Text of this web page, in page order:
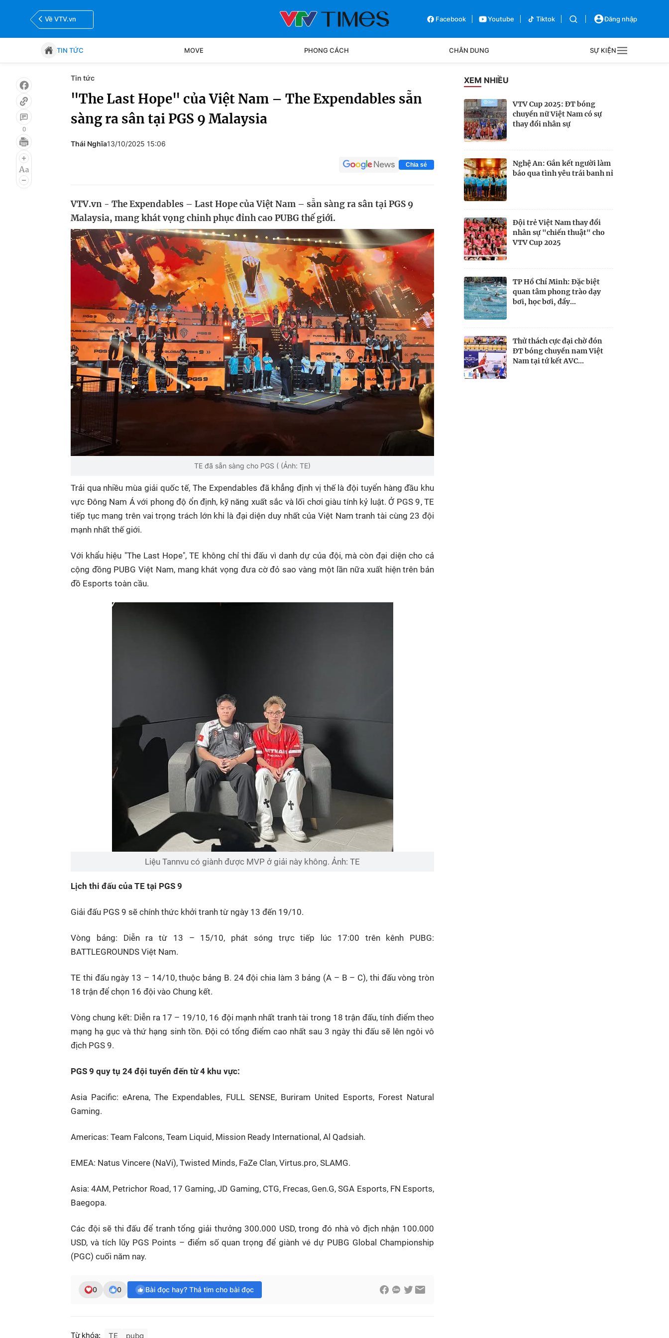
Về VTV.vn Facebook Youtube Tiktok Đăng nhập
TIN TỨC MOVE PHONG CÁCH CHÂN DUNG SỰ KIỆN
Tin tức
Bóng đá Thể thao Điện tử Bên lề
0
Tin tức
"The Last Hope" của Việt Nam – The Expendables sẵn
sàng ra sân tại PGS 9 Malaysia
Thái Nghĩa13/10/2025 15:06
Chia sẻ
VTV.vn - The Expendables – Last Hope của Việt Nam – sẵn sàng ra sân tại PGS 9
Malaysia, mang khát vọng chinh phục đỉnh cao PUBG thế giới.
TE đã sẵn sàng cho PGS ( (Ảnh: TE)
Trải qua nhiều mùa giải quốc tế,The Expendables đã khẳng định vị thế là đội tuyển hàng đầu khu
vực Đông Nam Á với phong độ ổn định, kỹ năng xuất sắc và lối chơi giàu tính kỷ luật. Ở PGS 9, TE
tiếp tục mang trên vai trọng trách lớn khi là đại diện duy nhất của Việt Nam tranh tài cùng 23 đội
mạnh nhất thế giới.
Với khẩu hiệu "The Last Hope", TE không chỉ thi đấu vì danh dự của đội, mà còn đại diện cho cả
cộng đồng PUBG Việt Nam, mang khát vọng đưa cờ đỏ sao vàng một lần nữa xuất hiện trên bản
đồ Esports toàn cầu.
Liệu Tannvu có giành được MVP ở giải này không. Ảnh: TE
Lịch thi đấu của TE tại PGS 9
Giải đấu PGS 9 sẽ chính thức khởi tranh từ ngày 13 đến 19/10.
Vòng bảng: Diễn ra từ 13 – 15/10, phát sóng trực tiếp lúc 17:00 trên kênh PUBG:
BATTLEGROUNDS Việt Nam.
TE thi đấu ngày 13 – 14/10, thuộc bảng B. 24 đội chia làm 3 bảng (A – B – C), thi đấu vòng tròn
18 trận để chọn 16 đội vào Chung kết.
Vòng chung kết: Diễn ra 17 – 19/10, 16 đội mạnh nhất tranh tài trong 18 trận đấu, tính điểm theo
mạng hạ gục và thứ hạng sinh tồn. Đội có tổng điểm cao nhất sau 3 ngày thi đấu sẽ lên ngôi vô
địch PGS 9.
PGS 9 quy tụ 24 đội tuyển đến từ 4 khu vực:
Asia Pacific: eArena, The Expendables, FULL SENSE, Buriram United Esports, Forest Natural
Gaming.
Americas: Team Falcons, Team Liquid, Mission Ready International, Al Qadsiah.
EMEA: Natus Vincere (NaVi), Twisted Minds, FaZe Clan, Virtus.pro, SLAMG.
Asia: 4AM, Petrichor Road, 17 Gaming, JD Gaming, CTG, Frecas, Gen.G, SGA Esports, FN Esports,
Baegopa.
Các đội sẽ thi đấu để tranh tổng giải thưởng 300.000 USD, trong đó nhà vô địch nhận 100.000
USD, và tích lũy PGS Points – điểm số quan trọng để giành vé dự PUBG Global Championship
(PGC) cuối năm nay.
0 0 Bài đọc hay? Thả tim cho bài đọc
Từ khóa: TE pubg
XEM NHIỀU
VTV Cup 2025: ĐT bóng
chuyền nữ Việt Nam có sự
thay đổi nhân sự
Nghệ An: Gắn kết người làm
báo qua tình yêu trái banh nỉ
Đội trẻ Việt Nam thay đổi
nhân sự "chiến thuật" cho
VTV Cup 2025
TP Hồ Chí Minh: Đặc biệt
quan tâm phong trào dạy
bơi, học bơi, đẩy...
Thử thách cực đại chờ đón
ĐT bóng chuyền nam Việt
Nam tại tứ kết AVC...